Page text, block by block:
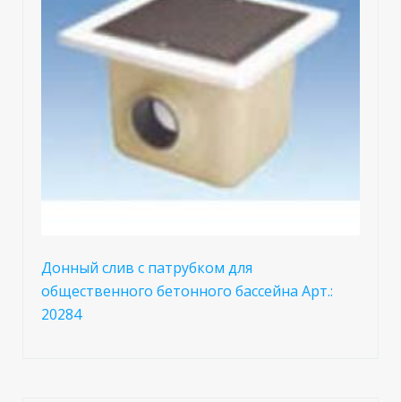
Донный слив с патрубком для
общественного бетонного бассейна Арт.:
20284